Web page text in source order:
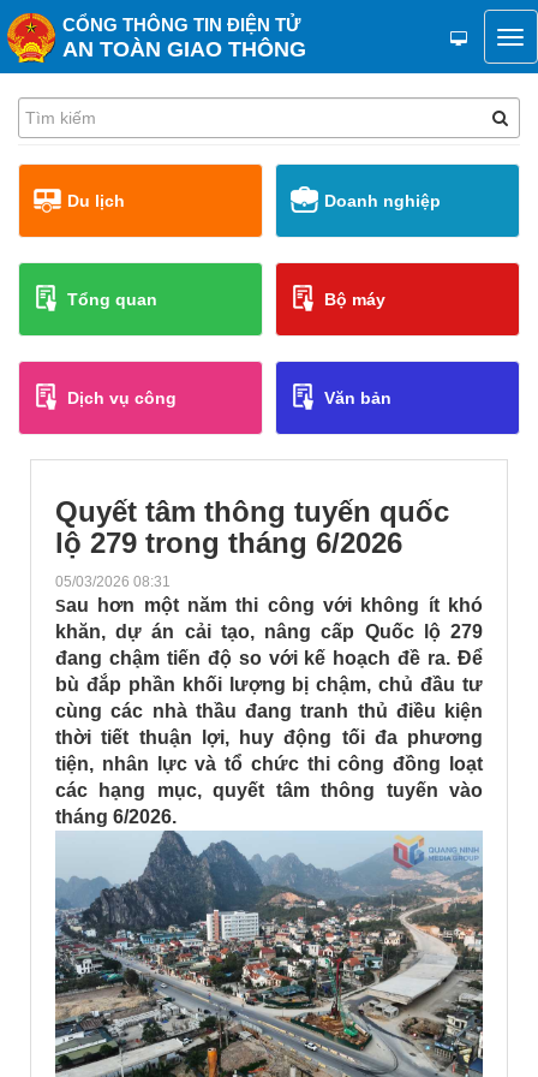
CỔNG THÔNG TIN ĐIỆN TỬ
AN TOÀN GIAO THÔNG
Du lịch Doanh nghiệp
Tổng quan Bộ máy
Dịch vụ công Văn bản
Quyết tâm thông tuyến quốc
lộ 279 trong tháng 6/2026
05/03/2026 08:31
Sau hơn một năm thi công với không ít khó
khăn, dự án cải tạo, nâng cấp Quốc lộ 279
đang chậm tiến độ so với kế hoạch đề ra. Để
bù đắp phần khối lượng bị chậm, chủ đầu tư
cùng các nhà thầu đang tranh thủ điều kiện
thời tiết thuận lợi, huy động tối đa phương
tiện, nhân lực và tổ chức thi công đồng loạt
các hạng mục, quyết tâm thông tuyến vào
tháng 6/2026.